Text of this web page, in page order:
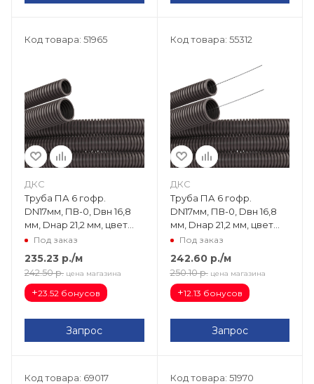
Код товара: 51965
ДКС
Труба ПА 6 гофр.
DN17мм, ПВ-0, Dвн 16,8
мм, Dнар 21,2 мм, цвет
тёмно-серый, без
протяжки PA601721F0
Под заказ
235.23 р./м
242.50 р. цена магазина
+23.52 бонусов
Запрос
Код товара: 55312
ДКС
Труба ПА 6 гофр.
DN17мм, ПВ-0, Dвн 16,8
мм, Dнар 21,2 мм, цвет
тёмно-серый, с
протяжкой PA611721F0
Под заказ
242.60р./м
250.10 р. цена магазина
+12.13 бонусов
Запрос
Код товара: 69017 Код товара: 51970